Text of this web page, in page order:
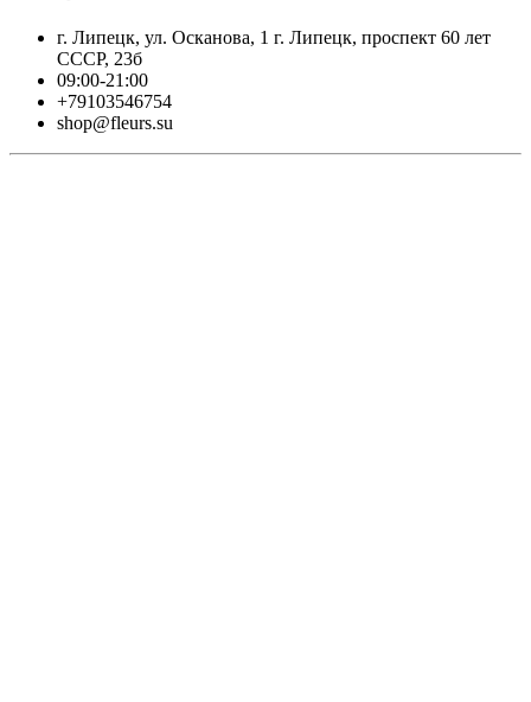
г. Липецк, ул. Осканова, 1 г. Липецк, проспект 60 лет
СССР, 23б
09:00-21:00
+79103546754
shop@fleurs.su